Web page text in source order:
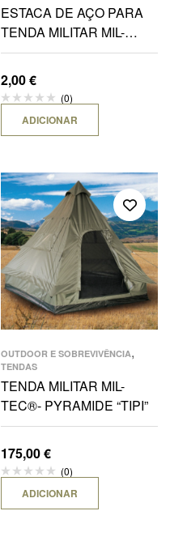
ESTACA DE AÇO PARA
TENDA MILITAR MIL-
TEC®- 23CM
2,00€
(0)
ADICIONAR
OUTDOOR E SOBREVIVÊNCIA,
TENDAS
TENDA MILITAR MIL-
TEC®- PYRAMIDE “TIPI”
175,00€
(0)
ADICIONAR